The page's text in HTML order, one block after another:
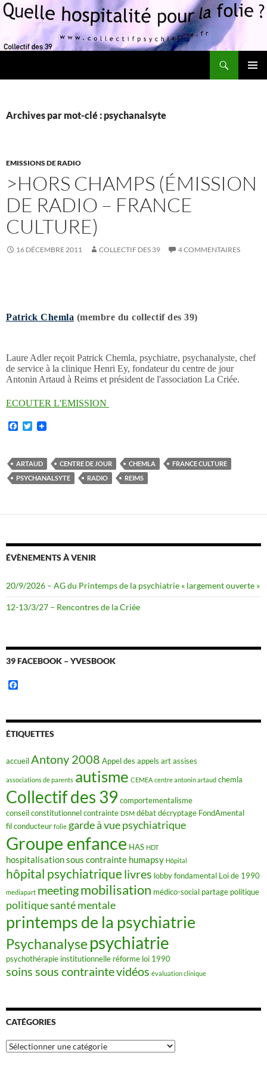
Archives par mot-clé : psychanalsyte
EMISSIONS DE RADIO
>HORS CHAMPS (ÉMISSION
DE RADIO – FRANCE
CULTURE)
16 DÉCEMBRE 2011 COLLECTIF DES 39 4 COMMENTAIRES
Patrick Chemla (membre du collectif des 39)
Laure Adler reçoit Patrick Chemla, psychiatre, psychanalyste, chef
de service à la clinique Henri Ey, fondateur du centre de jour
Antonin Artaud à Reims et président de l'association La Criée.
ECOUTER L'EMISSION
F
b
o
o
T
t
e
r
ARTAUD CENTRE DE JOUR CHEMLA
FRANCE CULTURE
PSYCHANALSYTE
RADIO REIMS
ÉVÈNEMENTS À VENIR
20/9/2026 – AG du Printemps de la psychiatrie « largement ouverte »
12-13/3/27 – Rencontres de la Criée
39 FACEBOOK – YVESBOOK
b
o
o
ÉTIQUETTES
accueilAntony 2008 Appel des appels artassises
associations de parents autisme CEMEA centre antonin artaud chemla
Collectif des 39 comportementalisme
conseil constitutionnelcontrainte DSM débatdécryptage FondAmental
fil conducteur folie garde à vue psychiatrique
Groupe enfance HAS HDT
hospitalisation sous contrainte humapsy Hôpital
hôpital psychiatriquelivres lobby fondamental Loi de 1990
mediapart meetingmobilisation médico-social partage politique
politique santé mentale
printemps de la psychiatrie
Psychanalyse psychiatrie
psychothérapie institutionnelle réforme loi 1990
soins sous contraintevidéos évaluation clinique
CATÉGORIES
Catégories